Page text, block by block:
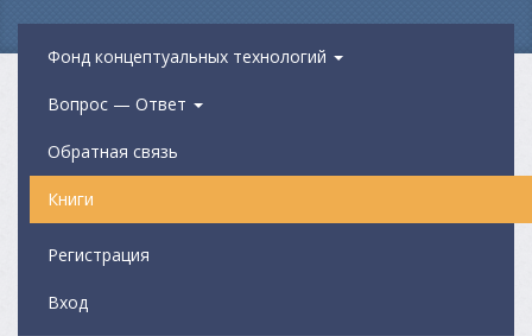
Фонд концептуальных технологий
Вопрос — Ответ
Обратная связь
Книги
Регистрация
Вход